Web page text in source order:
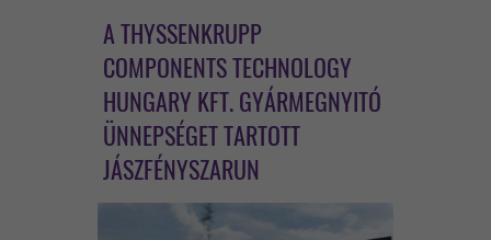
A THYSSENKRUPP
COMPONENTS TECHNOLOGY
HUNGARY KFT. GYÁRMEGNYITÓ
ÜNNEPSÉGET TARTOTT
JÁSZFÉNYSZARUN